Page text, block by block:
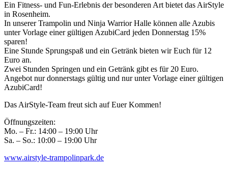
Ein Fitness- und Fun-Erlebnis der besonderen Art bietet das AirStyle
in Rosenheim.
In unserer Trampolin und Ninja Warrior Halle können alle Azubis
unter Vorlage einer gültigen AzubiCard jeden Donnerstag 15%
sparen!
Eine Stunde Sprungspaß und ein Getränk bieten wir Euch für 12
Euro an.
Zwei Stunden Springen und ein Getränk gibt es für 20 Euro.
Angebot nur donnerstags gültig und nur unter Vorlage einer gültigen
AzubiCard!
Das AirStyle-Team freut sich auf Euer Kommen!
Öffnungszeiten:
Mo. – Fr.: 14:00 – 19:00 Uhr
Sa. – So.: 10:00 – 19:00 Uhr
www.airstyle-trampolinpark.de